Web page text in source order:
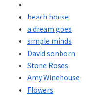
beach house
a dream goes
simple minds
David sonborn
Stone Roses
Amy Winehouse
Flowers